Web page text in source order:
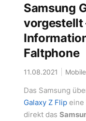
Samsung
vorgestellt
Faltphone
11.08.2021 Mobile
Das Samsung
Galaxy Z Flipeine
direkt das